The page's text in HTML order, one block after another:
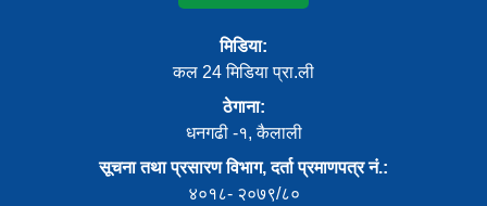
मिडिया:
कल 24 मिडिया प्रा.ली
ठेगाना:
धनगढी -१, कैलाली
सूचना तथा प्रसारण विभाग, दर्ता प्रमाणपत्र नं.:
४०१८- २०७९/८०